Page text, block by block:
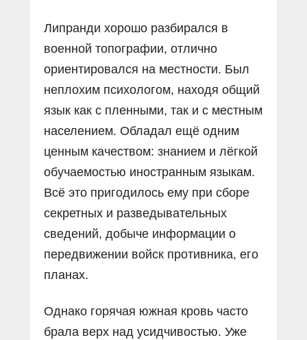
Липранди хорошо разбирался в
военной топографии, отлично
ориентировался на местности. Был
неплохим психологом, находя общий
язык как с пленными, так и с местным
населением. Обладал ещё одним
ценным качеством: знанием и лёгкой
обучаемостью иностранным языкам.
Всё это пригодилось ему при сборе
секретных и разведывательных
сведений, добыче информации о
передвижении войск противника, его
планах.
Однако горячая южная кровь часто
брала верх над усидчивостью. Уже